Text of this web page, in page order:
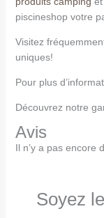
piscineshop votre
Visitez
uniques!
Pour plus
Découvrez notre
Avis
Il n’y a pas encore
Soyez